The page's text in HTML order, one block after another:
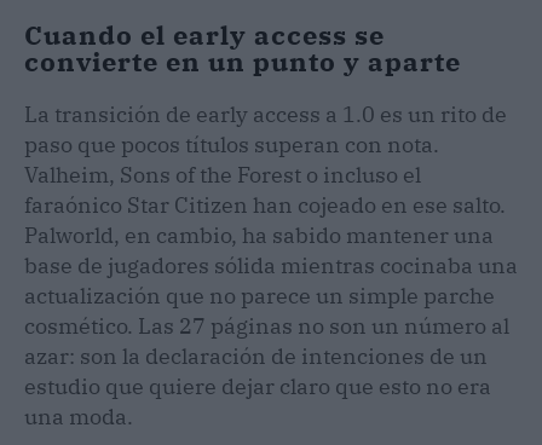
Cuando el early access se
convierte en un punto y aparte
La transición de early access a 1.0 es un rito de
paso que pocos títulos superan con nota.
Valheim, Sons of the Forest o incluso el
faraónico Star Citizen han cojeado en ese salto.
Palworld, en cambio, ha sabido mantener una
base de jugadores sólida mientras cocinaba una
actualización que no parece un simple parche
cosmético. Las 27 páginas no son un número al
azar: son la declaración de intenciones de un
estudio que quiere dejar claro que esto no era
una moda.